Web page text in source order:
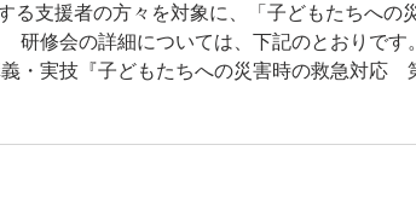
る支援者の方々を対象に、「子どもたちへ
研修会の詳細については、下記のとお
・実技『子どもたちへの災害時の
師、医療関係者、子育て支援センタ